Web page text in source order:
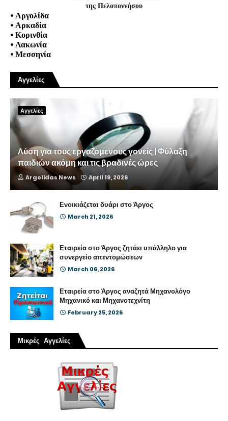
της Πελοποννήσου
• Αργολίδα
• Αρκαδία
• Κορινθία
• Λακωνία
• Μεσσηνία
Αγγελίες
Αγγελίες
Λύση για τους εργαζόμενους γονείς | Φύλαξη
παιδιών ακόμη και τις βραδινές ώρες
Argolidas News April 19, 2026
Ενοικιάζεται δυάρι στο Άργος
March 21, 2026
Εταιρεία στο Άργος ζητάει υπάλληλο για
συνεργείο απεντομώσεων
March 06, 2026
Εταιρεία στο Άργος αναζητά Μηχανολόγο
Μηχανικό και Μηχανοτεχνίτη
February 25, 2026
Μικρές Αγγελίες